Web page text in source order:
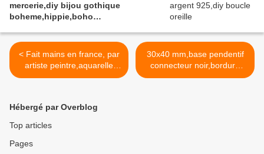
mercerie,diy bijou gothique
boheme,hippie,boho
< Fait mains en france, par
artiste peintre,aquarelle
originale isabelle k,rouge
18x25mm,epingle,bijou
boho bobo,fantastique
nouveau,baroque victorien
30x40 mm,base pendentif
connecteur noir,bordure
fleurs arrondis,collage
Hébergé par Overblog
Top articles
Pages